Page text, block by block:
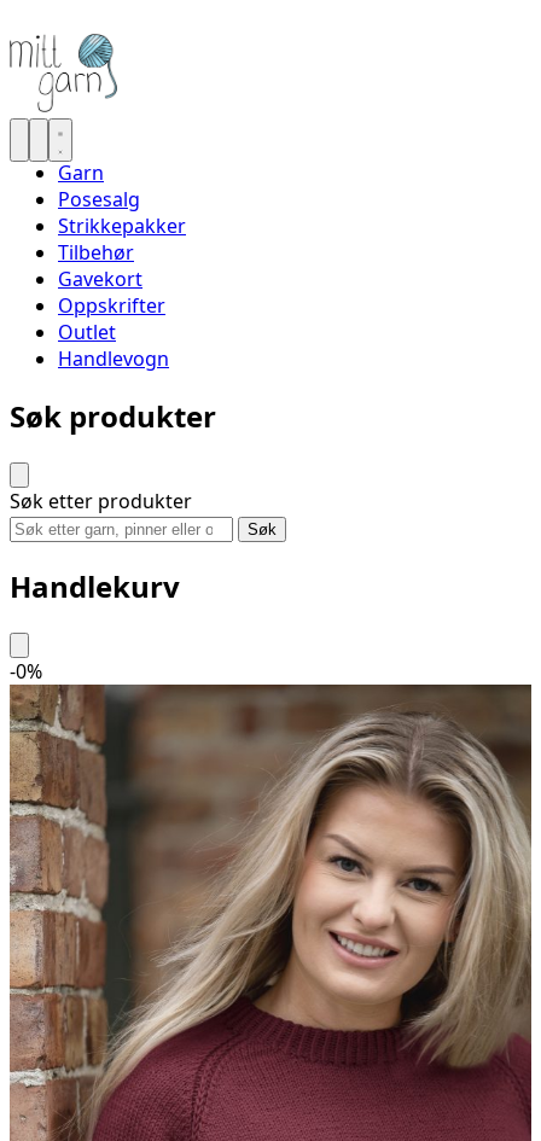
Garn
Posesalg
Strikkepakker
Tilbehør
Gavekort
Oppskrifter
Outlet
Handlevogn
Søk produkter
Søk etter produkter
Søk
Handlekurv
-0%